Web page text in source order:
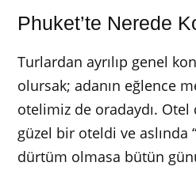
Phuket’te Nerede
Turlardan ayrılıp genel
olursak; adanın eğlence
otelimiz de oradaydı. Otel
güzel bir oteldi ve aslında
dürtüm olmasa bütün